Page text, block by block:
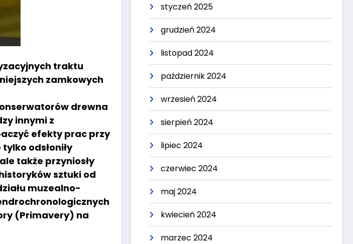
traktu
zamkowych
drewna
innymi z
efekty prac przy
odsłoniły
także przyniosły
sztuki od
muzealno-
(Primavery) na
styczeń 2025
grudzień 2024
listopad 2024
październik 2024
wrzesień 2024
sierpień 2024
lipiec 2024
czerwiec 2024
maj 2024
kwiecień 2024
marzec 2024